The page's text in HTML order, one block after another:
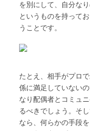
を別にして、自分な
というものを持って
うことです。
たとえ、相手がプロ
係に満足していない
なり配偶者とコミュ
るべきでしょう。そ
なら、何らかの手段